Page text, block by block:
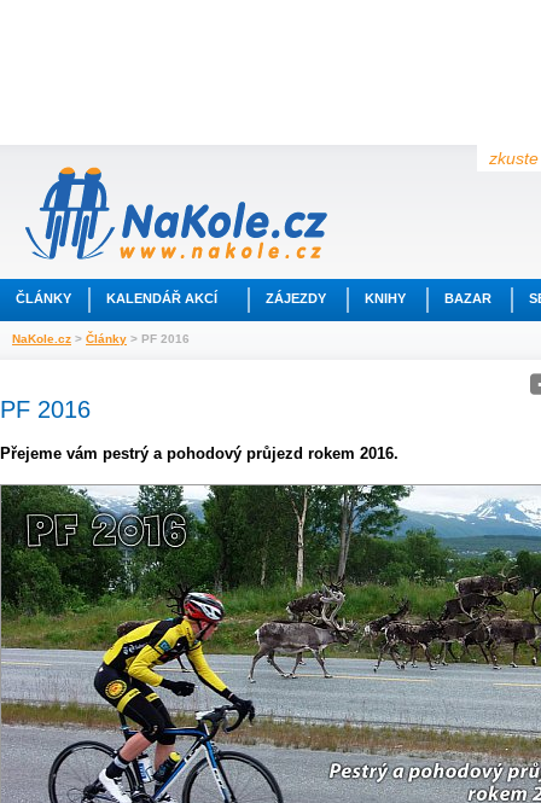
ČLÁNKY KALENDÁŘ AKCÍ ZÁJEZDY KNIHY BAZAR
NaKole.cz > Články > PF 2016
PF 2016
Přejeme vám pestrý a pohodový průjezd rokem 2016.